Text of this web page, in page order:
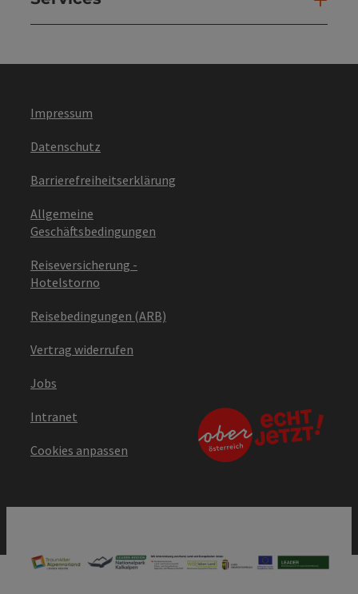
Impressum
Datenschutz
Barrierefreiheitserklärung
Allgemeine
Geschäftsbedingungen
Reiseversicherung -
Hotelstorno
Reisebedingungen (ARB)
Vertrag widerrufen
Jobs
Intranet
Cookies anpassen